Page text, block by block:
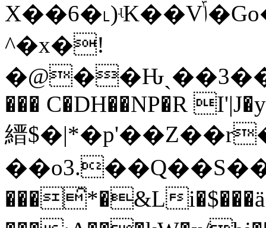
X��6�˪)ʵK��Vݴ�Go�d���#��m�*��� 
^�x�!
��� C�DH��NP�R
縉
���̑*�&L